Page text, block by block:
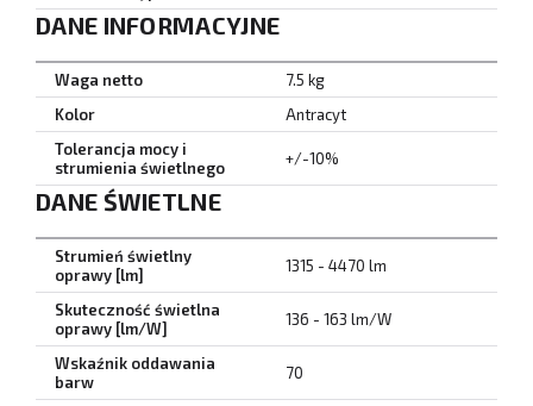
DANE INFORMACYJNE
Waga netto
7.5 kg
Kolor
Antracyt
Tolerancja mocy i
strumienia świetlnego
+/-10%
DANE ŚWIETLNE
Strumień świetlny
oprawy [lm]
1315 - 4470 lm
Skuteczność świetlna
oprawy [lm/W]
136 - 163 lm/W
Wskaźnik oddawania
barw
70